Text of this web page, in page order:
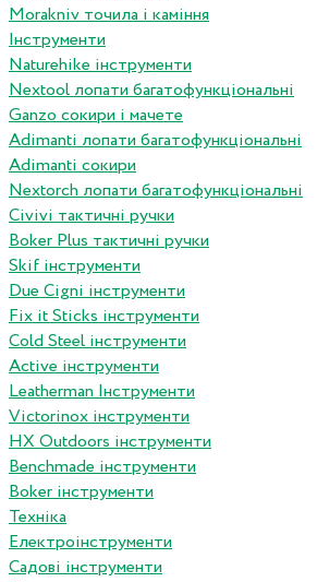
Morakniv точила і каміння
Інструменти
Naturehike інструменти
Nextool лопати багатофункціональні
Ganzo сокири і мачете
Adimanti лопати багатофункціональні
Adimanti сокири
Nextorch лопати багатофункціональні
Сivivi тактичні ручки
Boker Plus тактичні ручки
Skif інструменти
Due Cigni інструменти
Fix it Sticks інструменти
Сold Steel інструменти
Active інструменти
Leatherman Інструменти
Victorinox інструменти
HX Outdoors інструменти
Benchmade інструменти
Boker інструменти
Техніка
Електроінструменти
Садові інструменти